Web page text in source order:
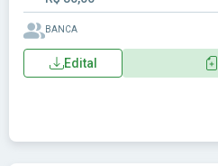
BANCA
Edital